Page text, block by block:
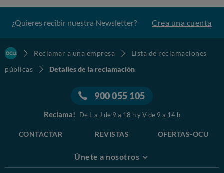
¿Quieres recibir nuestra Newsletter? Crea una cuenta
Reclamar a una empresa
Lista de reclamaciones
públicas
Detalles de la reclamación
900 055 105
Reclama! De L a J de 9 a 18 h y V de 9 a 14 h
CONTACTAR REVISTAS OFERTAS-OCU
Únete a nosotros